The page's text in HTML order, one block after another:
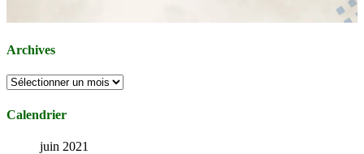
Archives
Archives
Calendrier
juin 2021